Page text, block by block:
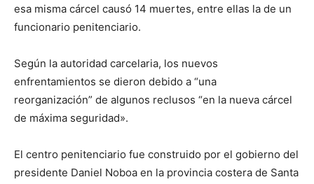
esa misma cárcel causó 14 muertes, entre ellas la de un
funcionario penitenciario.
Según la autoridad carcelaria, los nuevos
enfrentamientos se dieron debido a “una
reorganización” de algunos reclusos “en la nueva cárcel
de máxima seguridad».
El centro penitenciario fue construido por el gobierno del
presidente Daniel Noboa en la provincia costera de Santa